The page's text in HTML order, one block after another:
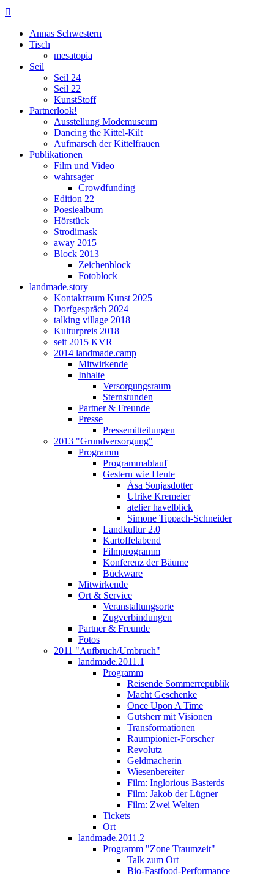

Annas Schwestern
Tisch
mesatopia
Seil
Seil 24
Seil 22
KunstStoff
Partnerlook!
Ausstellung Modemuseum
Dancing the Kittel-Kilt
Aufmarsch der Kittelfrauen
Publikationen
Film und Video
wahrsager
Crowdfunding
Edition 22
Poesiealbum
Hörstück
Strodimask
away 2015
Block 2013
Zeichenblock
Fotoblock
landmade.story
Kontaktraum Kunst 2025
Dorfgespräch 2024
talking village 2018
Kulturpreis 2018
seit 2015 KVR
2014 landmade.camp
Mitwirkende
Inhalte
Versorgungsraum
Sternstunden
Partner & Freunde
Presse
Pressemitteilungen
2013 "Grundversorgung"
Programm
Programmablauf
Gestern wie Heute
Åsa Sonjasdotter
Ulrike Kremeier
atelier havelblick
Simone Tippach-Schneider
Landkultur 2.0
Kartoffelabend
Filmprogramm
Konferenz der Bäume
Bückware
Mitwirkende
Ort & Service
Veranstaltungsorte
Zugverbindungen
Partner & Freunde
Fotos
2011 "Aufbruch/Umbruch"
landmade.2011.1
Programm
Reisende Sommerrepublik
Macht Geschenke
Once Upon A Time
Gutsherr mit Visionen
Transformationen
Raumpionier-Forscher
Revolutz
Geldmacherin
Wiesenbereiter
Film: Inglorious Basterds
Film: Jakob der Lügner
Film: Zwei Welten
Tickets
Ort
landmade.2011.2
Programm "Zone Traumzeit"
Talk zum Ort
Bio-Fastfood-Performance